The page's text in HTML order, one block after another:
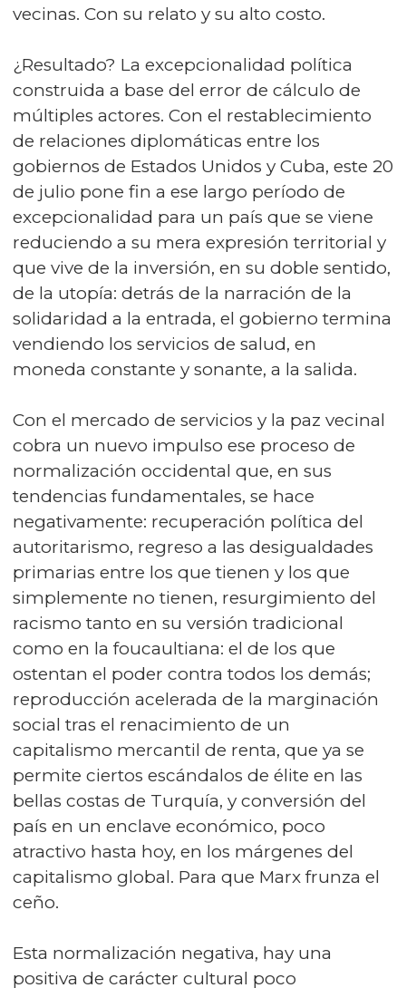
vecinas. Con su relato y su alto costo.
¿Resultado? La excepcionalidad política
construida a base del error de cálculo de
múltiples actores. Con el restablecimiento
de relaciones diplomáticas entre los
gobiernos de Estados Unidos y Cuba, este 20
de julio pone fin a ese largo período de
excepcionalidad para un país que se viene
reduciendo a su mera expresión territorial y
que vive de la inversión, en su doble sentido,
de la utopía: detrás de la narración de la
solidaridad a la entrada, el gobierno termina
vendiendo los servicios de salud, en
moneda constante y sonante, a la salida.
Con el mercado de servicios y la paz vecinal
cobra un nuevo impulso ese proceso de
normalización occidental que, en sus
tendencias fundamentales, se hace
negativamente: recuperación política del
autoritarismo, regreso a las desigualdades
primarias entre los que tienen y los que
simplemente no tienen, resurgimiento del
racismo tanto en su versión tradicional
como en la foucaultiana: el de los que
ostentan el poder contra todos los demás;
reproducción acelerada de la marginación
social tras el renacimiento de un
capitalismo mercantil de renta, que ya se
permite ciertos escándalos de élite en las
bellas costas de Turquía, y conversión del
país en un enclave económico, poco
atractivo hasta hoy, en los márgenes del
capitalismo global. Para que Marx frunza el
ceño.
Esta normalización negativa, hay una
positiva de carácter cultural poco